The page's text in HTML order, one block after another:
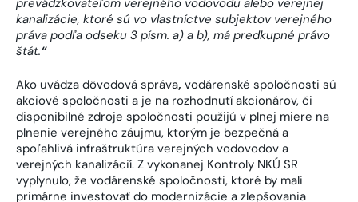
kanalizácie, ktoré sú vo vlastníctve subjektov verejného
práva podľa odseku 3 písm. a) a b), má predkupné právo
štát.“
Ako uvádza dôvodová správa, vodárenské spoločnosti sú
akciové spoločnosti a je na rozhodnutí akcionárov, či
disponibilné zdroje spoločnosti použijú v plnej miere na
plnenie verejného záujmu, ktorým je bezpečná a
spoľahlivá infraštruktúra verejných vodovodov a
verejných kanalizácií. Z vykonanej Kontroly NKÚ SR
vyplynulo, že vodárenské spoločnosti, ktoré by mali
primárne investovať do modernizácie a zlepšovania